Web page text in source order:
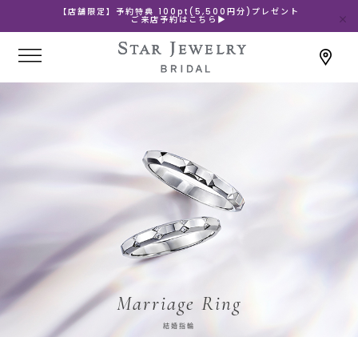
【店舗限定】予約特典 100pt(5,500円分)プレゼント
ご来店予約はこちら▶
Marriage Ring
結婚指輪